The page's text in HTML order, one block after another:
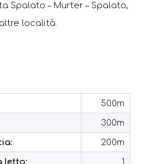
Spalato – Murter – Spalato,
località.
500m
300m
200m
letto: 1